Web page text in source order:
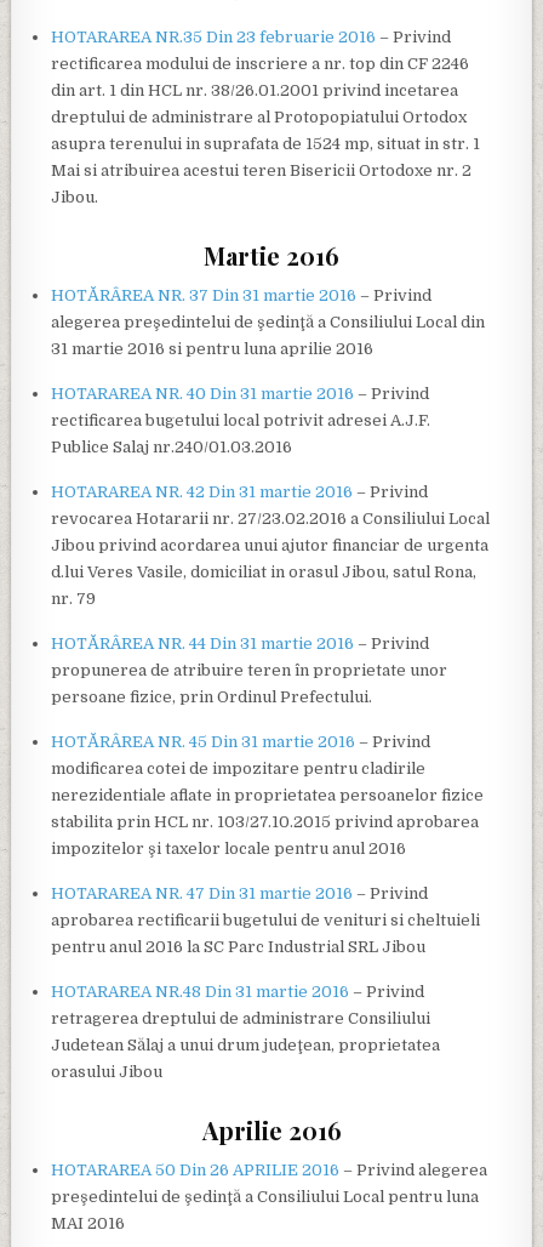
HOTARAREA NR.35 Din 23 februarie 2016 – Privind
rectificarea modului de inscriere a nr. top din CF 2246
din art. 1 din HCL nr. 38/26.01.2001 privind incetarea
dreptului de administrare al Protopopiatului Ortodox
asupra terenului in suprafata de 1524 mp, situat in str. 1
Mai si atribuirea acestui teren Bisericii Ortodoxe nr. 2
Jibou.
Martie 2016
HOTĂRÂREA NR. 37 Din 31 martie 2016 – Privind
alegerea preşedintelui de şedinţă a Consiliului Local din
31 martie 2016 si pentru luna aprilie 2016
HOTARAREA NR. 40 Din 31 martie 2016 – Privind
rectificarea bugetului local potrivit adresei A.J.F.
Publice Salaj nr.240/01.03.2016
HOTARAREA NR. 42 Din 31 martie 2016 – Privind
revocarea Hotararii nr. 27/23.02.2016 a Consiliului Local
Jibou privind acordarea unui ajutor financiar de urgenta
d.lui Veres Vasile, domiciliat in orasul Jibou, satul Rona,
nr. 79
HOTĂRÂREA NR. 44 Din 31 martie 2016 – Privind
propunerea de atribuire teren în proprietate unor
persoane fizice, prin Ordinul Prefectului.
HOTĂRÂREA NR. 45 Din 31 martie 2016 – Privind
modificarea cotei de impozitare pentru cladirile
nerezidentiale aflate in proprietatea persoanelor fizice
stabilita prin HCL nr. 103/27.10.2015 privind aprobarea
impozitelor şi taxelor locale pentru anul 2016
HOTARAREA NR. 47 Din 31 martie 2016 – Privind
aprobarea rectificarii bugetului de venituri si cheltuieli
pentru anul 2016 la SC Parc Industrial SRL Jibou
HOTARAREA NR.48 Din 31 martie 2016 – Privind
retragerea dreptului de administrare Consiliului
Judetean Sălaj a unui drum judeţean, proprietatea
orasului Jibou
Aprilie 2016
HOTARAREA 50 Din 26 APRILIE 2016 – Privind alegerea
preşedintelui de şedinţă a Consiliului Local pentru luna
MAI 2016